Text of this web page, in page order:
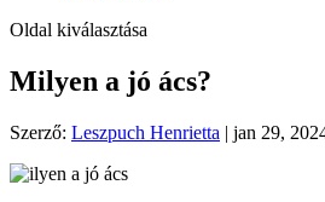
Oldal kiválasztása
Milyen a jó ács?
Szerző: Leszpuch Henrietta | jan 29,